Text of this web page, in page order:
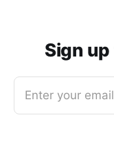
Sign
Enter your email